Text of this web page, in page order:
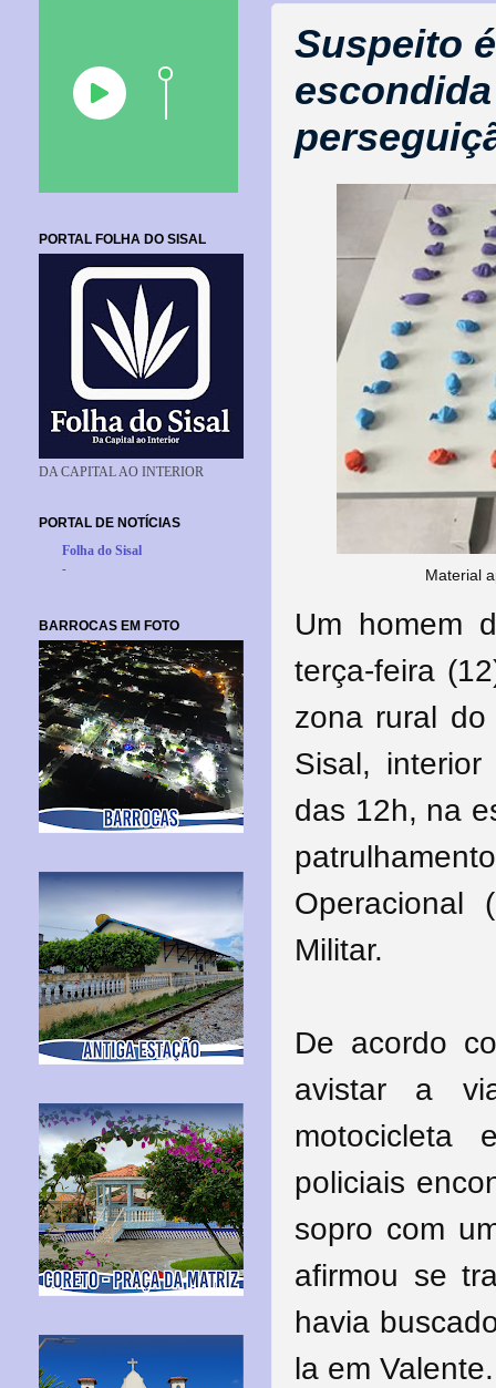
Suspeito
Material
Um homem
terça-feira
zona rural do
Sisal,
das 12h, na
Operacional
Militar.
De acordo
avistar a
motocicleta
policiais
sopro com
afirmou se
havia
la em Valente.
PORTAL FOLHA DO SISAL
DA CAPITAL AO INTERIOR
PORTAL DE NOTÍCIAS
Folha do Sisal
-
BARROCAS EM FOTO